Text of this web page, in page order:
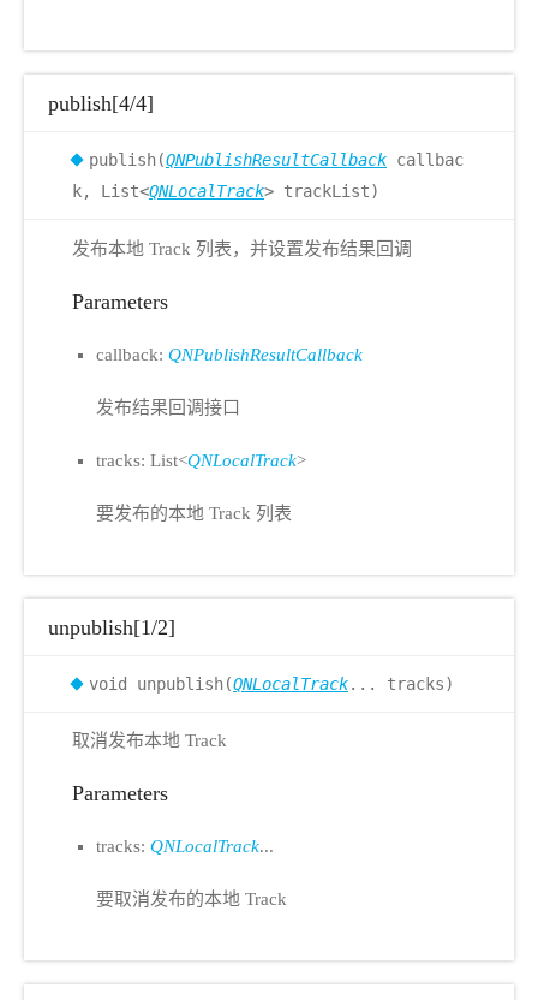
publish[4/4]
publish(QNPublishResultCallback callbac
k, List<QNLocalTrack> trackList)
发布本地 Track 列表，并设置发布结果回调
Parameters
callback: QNPublishResultCallback
发布结果回调接口
tracks: List<QNLocalTrack>
要发布的本地 Track 列表
unpublish[1/2]
void unpublish(QNLocalTrack... tracks)
取消发布本地 Track
Parameters
tracks: QNLocalTrack...
要取消发布的本地 Track